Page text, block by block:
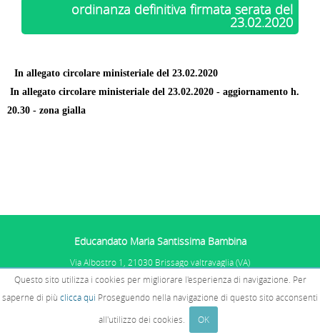
Questo sito utilizza i cookies per migliorare l'esperienza di navigazione. Per
saperne di più clicca qui Proseguendo nella navigazione di questo sito acconsenti
all'utilizzo dei cookies.
OK
ordinanza definitiva firmata serata del
23.02.2020
In allegato circolare ministeriale del 23.02.2020
In allegato circolare ministeriale del 23.02.2020 - aggiornamento h.
20.30 - zona gialla
Educandato Maria Santissima Bambina
Via Albostro 1, 21030 Brissago valtravaglia (VA)
P.IVA: 01067681005 - C.F. 02510770585
PRIVACY E COOKIESE SEGNALAZIONI
WHISTLEBLOWING